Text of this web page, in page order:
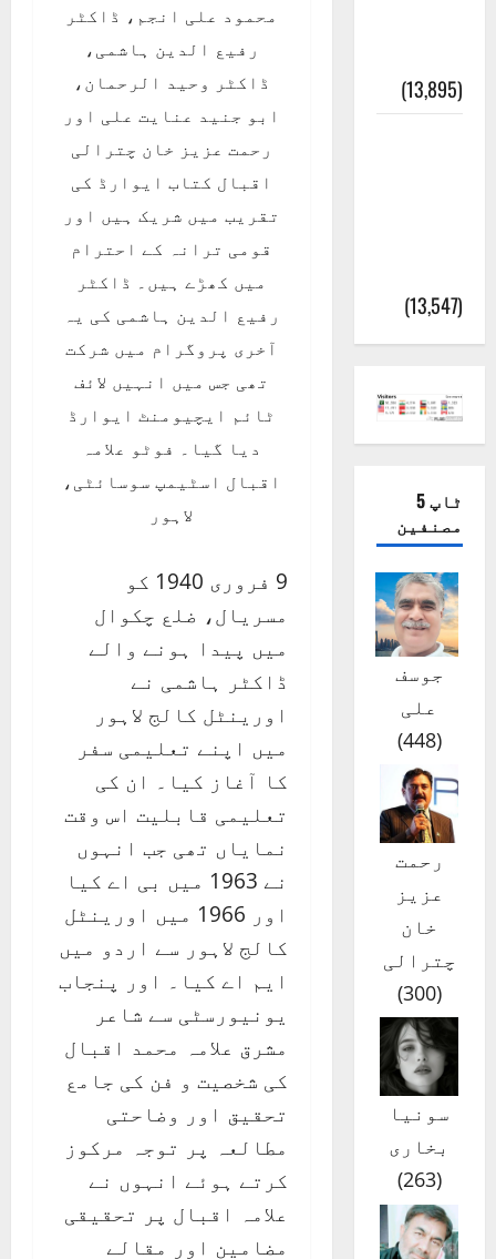
محمود علی انجم، ڈاکٹر
رفیع الدین ہاشمی،
ڈاکٹر وحید الرحمان،
ابو جنید عنایت علی اور
رحمت عزیز خان چترالی
اقبال کتاب ایوارڈ کی
تقریب میں شریک ہیں اور
قومی ترانہ کے احترام
میں کھڑے ہیں۔ ڈاکٹر
رفیع الدین ہاشمی کی یہ
آخری پروگرام میں شرکت
تھی جس میں انہیں لائف
ٹائم ایچیومنٹ ایوارڈ
دیا گیا۔ فوٹو علامہ
اقبال اسٹیمپ سوسائٹی،
لاہور
9 فروری 1940 کو
مسریال، ضلع چکوال
میں پیدا ہونے والے
ڈاکٹر ہاشمی نے
اورینٹل کالج لاہور
میں اپنے تعلیمی سفر
کا آغاز کیا۔ ان کی
تعلیمی قابلیت اس وقت
نمایاں تھی جب انہوں
نے 1963 میں بی اے کیا
اور 1966 میں اورینٹل
کالج لاہور سے اردو میں
ایم اے کیا۔ اور پنجاب
یونیورسٹی سے شاعر
مشرق علامہ محمد اقبال
کی شخصیت و فن کی جامع
تحقیق اور وضاحتی
مطالعہ پر توجہ مرکوز
کرتے ہوئے انہوں نے
علامہ اقبال پر تحقیقی
مضامین اور مقالے
(13,895)
(13,547)
ٹاپ 5
مصنفین
جوسف
علی
(
448
)
رحمت
عزیز
خان
چترالی
(
300
)
سونیا
بخاری
(
263
)